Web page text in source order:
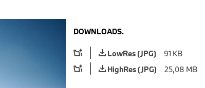
DOWNLOADS.
LowRes (JPG)
91 KB
HighRes (JPG)
25,08 MB